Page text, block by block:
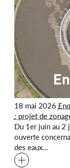
18 mai 2026
: projet de
Du 1er juin au 2
ouverte
des eaux…